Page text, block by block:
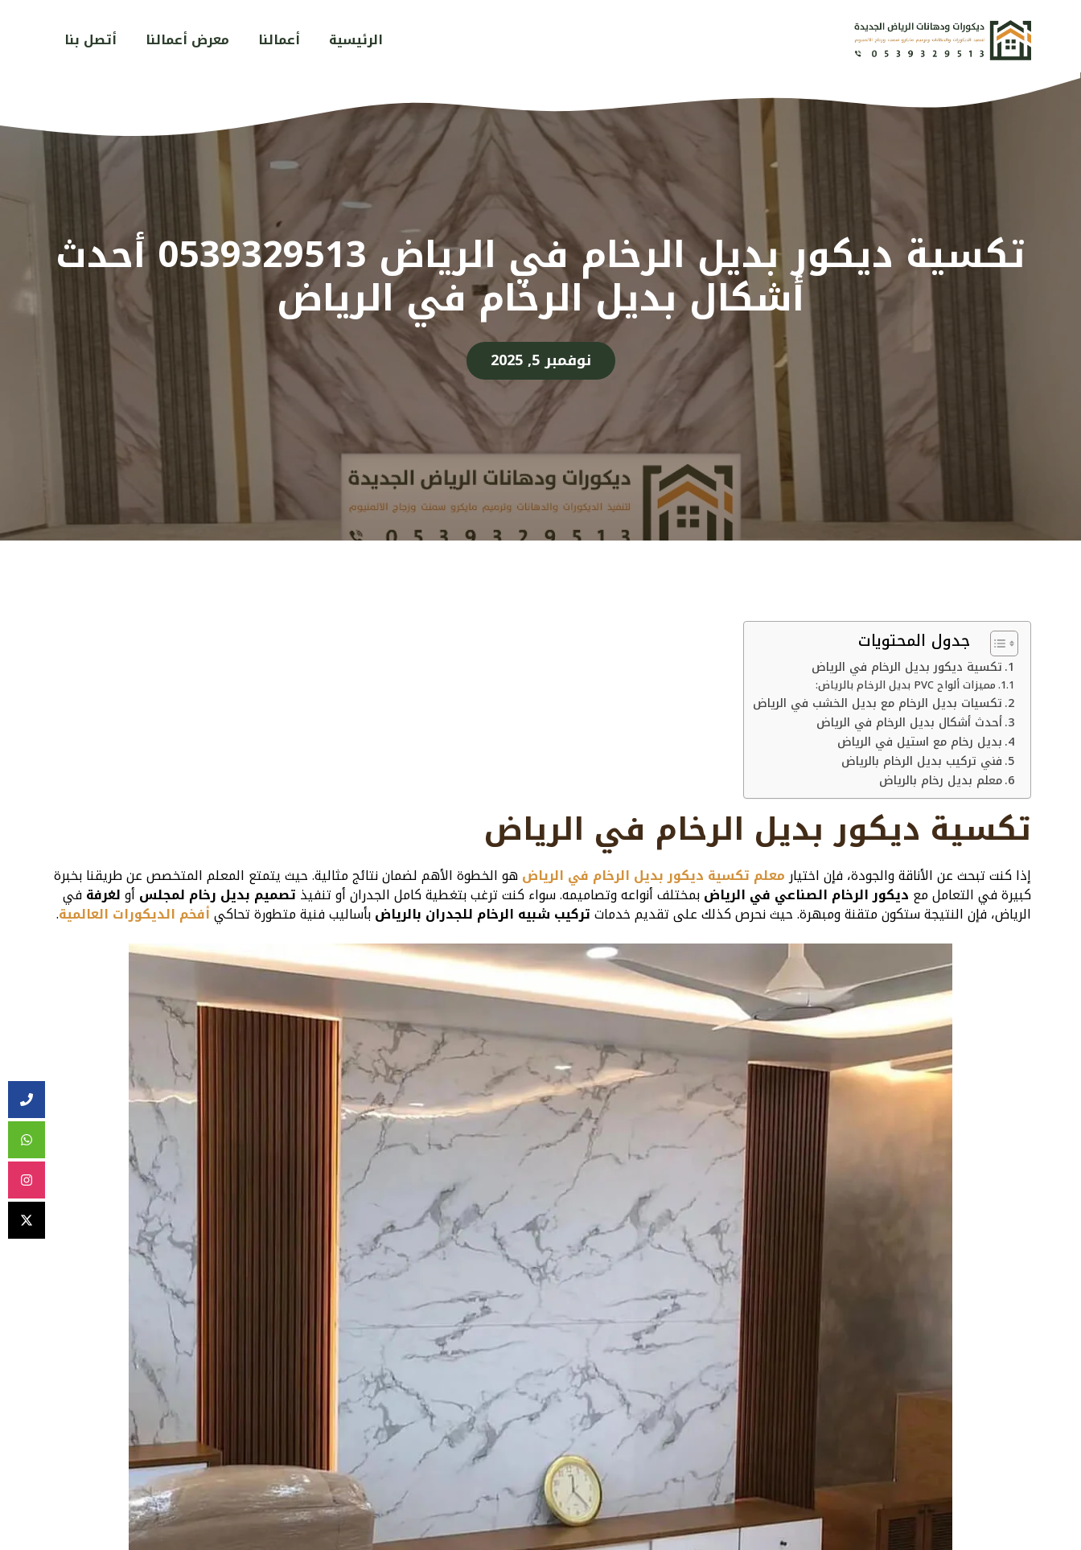
الرئيسية أعمالنا معرض أعمالنا أتصل بنا
تكسية ديكور بديل الرخام في الرياض 0539329513 أحدث
أشكال بديل الرخام في الرياض
نوفمبر 5, 2025
جدول المحتويات
تكسية ديكور بديل الرخام في الرياض
مميزات ألواح PVC بديل الرخام بالرياض:
تكسيات بديل الرخام مع بديل الخشب في الرياض
أحدث أشكال بديل الرخام في الرياض
بديل رخام مع استيل في الرياض
فني تركيب بديل الرخام بالرياض
معلم بديل رخام بالرياض
تكسية ديكور بديل الرخام في الرياض
إذا كنت تبحث عن الأناقة والجودة، فإن اختيارمعلم تكسية ديكور بديل الرخام في الرياضهو الخطوة الأهم لضمان نتائج مثالية. حيث يتمتع المعلم المتخصص عن طريقنا بخبرة
كبيرة في التعامل مع ديكور الرخام الصناعي في الرياضبمختلف أنواعه وتصاميمه. سواء كنت ترغب بتغطية كامل الجدران أو تنفيذ تصميم بديل رخام لمجلسأولغرفةفي
الرياض، فإن النتيجة ستكون متقنة ومبهرة. حيث نحرص كذلك على تقديم خدماتتركيب شبيه الرخام للجدران بالرياضبأساليب فنية متطورة تحاكيأفخم الديكورات العالمية.